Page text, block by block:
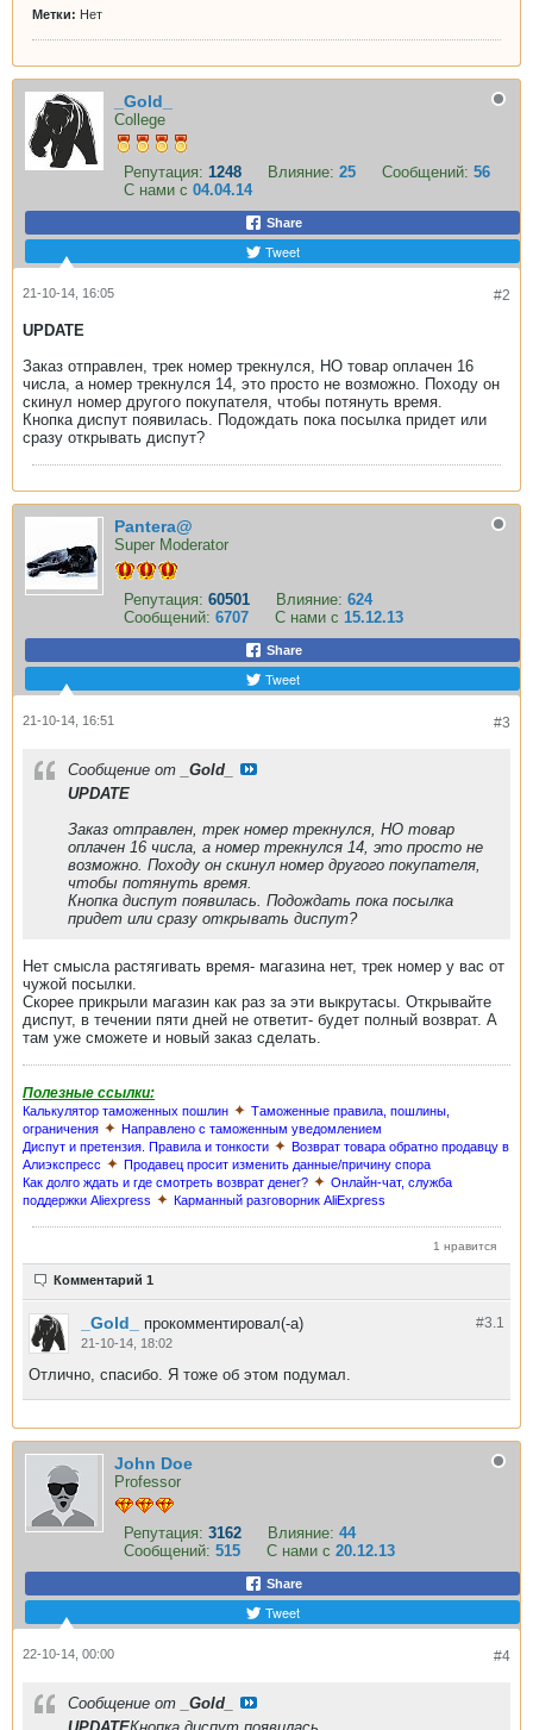
Метки: Нет
_Gold_
College
Репутация: 1248 Влияние: 25 Сообщений: 56
С нами с 04.04.14
Share
Tweet
#2
21-10-14, 16:05
UPDATE
Заказ отправлен, трек номер трекнулся, НО товар оплачен 16
числа, а номер трекнулся 14, это просто не возможно. Походу он
скинул номер другого покупателя, чтобы потянуть время.
Кнопка диспут появилась. Подождать пока посылка придет или
сразу открывать диспут?
Pantera@
Super Moderator
Репутация: 60501 Влияние: 624
Сообщений: 6707 С нами с 15.12.13
Share
Tweet
#3
21-10-14, 16:51
Сообщение от
_Gold_
UPDATE
Заказ отправлен, трек номер трекнулся, НО товар
оплачен 16 числа, а номер трекнулся 14, это просто не
возможно. Походу он скинул номер другого покупателя,
чтобы потянуть время.
Кнопка диспут появилась. Подождать пока посылка
придет или сразу открывать диспут?
Нет смысла растягивать время- магазина нет, трек номер у вас от
чужой посылки.
Скорее прикрыли магазин как раз за эти выкрутасы. Открывайте
диспут, в течении пяти дней не ответит- будет полный возврат. А
там уже сможете и новый заказ сделать.
Полезные ссылки:
Калькулятор таможенных пошлин ✦ Таможенные правила, пошлины,
ограничения ✦ Направлено с таможенным уведомлением
Диспут и претензия. Правила и тонкости ✦ Возврат товара обратно продавцу в
Алиэкспресс ✦ Продавец просит изменить данные/причину спора
Как долго ждать и где смотреть возврат денег? ✦ Онлайн-чат, служба
поддержки Aliexpress ✦ Карманный разговорник AliExpress
1 нравится
Комментарий 1
#3.1
_Gold_ прокомментировал(-а)
21-10-14, 18:02
Отлично, спасибо. Я тоже об этом подумал.
John Doe
Professor
Репутация: 3162 Влияние: 44
Сообщений: 515 С нами с 20.12.13
Share
Tweet
#4
22-10-14, 00:00
Сообщение от
_Gold_